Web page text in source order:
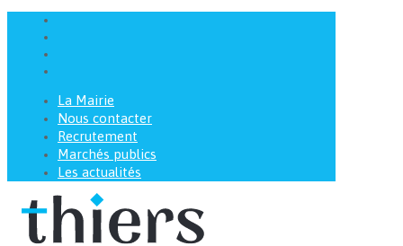
La Mairie
Nous contacter
Recrutement
Marchés publics
Les actualités